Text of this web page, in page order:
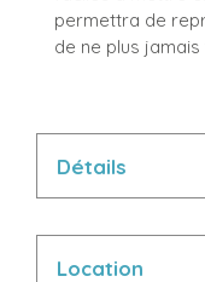
permettra de
de ne plus
Détails
Location